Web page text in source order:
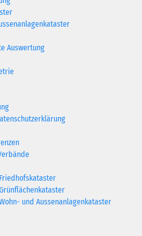
Auswertung
und Aussenanlagenkataster